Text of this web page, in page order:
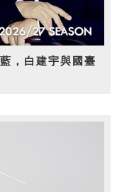
，白建宇與國臺